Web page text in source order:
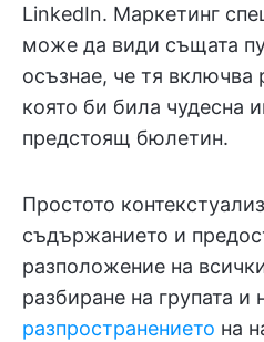
LinkedIn. Маркетинг
може да види същата
осъзнае, че тя включва
която би била чудесна
предстоящ бюлетин.
Простото
съдържанието и
разположение на
разбиране на групата и
разпространението на